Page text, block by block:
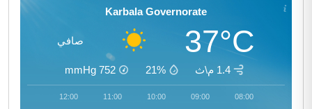
Karbala Governorate
37°C صافي
1.4 م\ث 21%
752
mmHg
08:00
09:00
10:00
11:00
12:00